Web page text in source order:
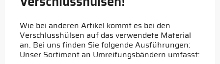
Wie bei anderen Artikel kommt es bei den
Verschlusshülsen auf das verwendete Material
an. Bei uns finden Sie folgende Ausführungen:
Unser Sortiment an Umreifungsbändern umfasst: